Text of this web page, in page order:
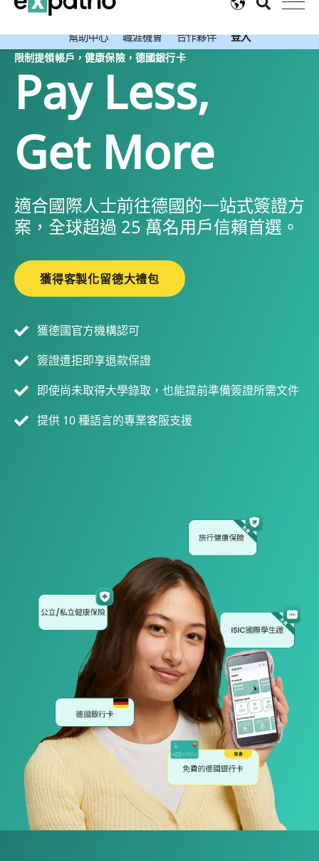
最新好消息：通過留德大禮包獲得免費的Expatrio活期銀行帳戶。
幫助中心
職涯機會 合作夥伴
登入
限制提領帳戶，健康保險，德國銀行卡
Pay Less,
Get More
適合國際人士前往德國的一站式簽證方
案，全球超過 25 萬名用戶信賴首選。
獲得客製化留德大禮包
獲德國官方機構認可
簽證遭拒即享退款保證
即使尚未取得大學錄取，也能提前準備簽證所需文件
提供 10 種語言的專業客服支援